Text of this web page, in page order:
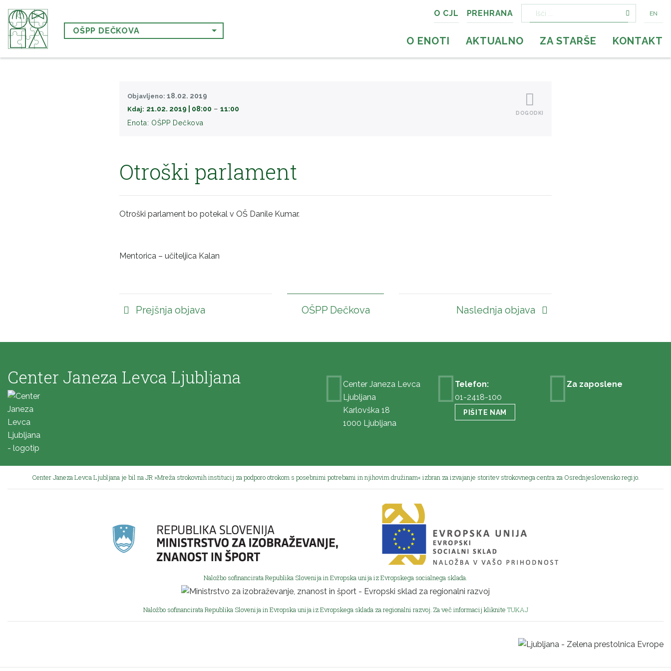
OŠPP DEČKOVA
EN
O CJL PREHRANA
O ENOTI AKTUALNO ZA STARŠE KONTAKT
Objavljeno: 18.02. 2019
Kdaj: 21.02. 2019 | 08:00 − 11:00
Enota: OŠPP Dečkova
DOGODKI
Otroški parlament
Otroški parlament bo potekal v OŠ Danile Kumar.
Mentorica – učiteljica Kalan
Prejšnja objava OŠPP Dečkova Naslednja objava
Center Janeza Levca Ljubljana
Center Janeza Levca
Ljubljana
Karlovška 18
1000 Ljubljana
Telefon:
01-2418-100
PIŠITE NAM
Za zaposlene
Center Janeza Levca Ljubljana je bil na JR »Mreža strokovnih institucij za podporo otrokom s posebnimi potrebami in njihovim družinam« izbran za izvajanje storitev strokovnega centra za Osrednjeslovensko regijo.
Naložbo sofinancirata Republika Slovenija in Evropska unija iz Evropskega socialnega sklada.
Naložbo sofinancirata Republika Slovenija in Evropska unija iz Evropskega sklada za regionalni razvoj. Za več informacij kliknite TUKAJ